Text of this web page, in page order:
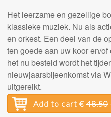
Het leerzame en gezellige
klassieke muziek. Nu als
en orkest. Een deel van de
ten goede aan uw koor en/of
het nu besteld wordt het
nieuwjaarsbijeenkomst via
uitgereikt.
Add to cart € 48.50